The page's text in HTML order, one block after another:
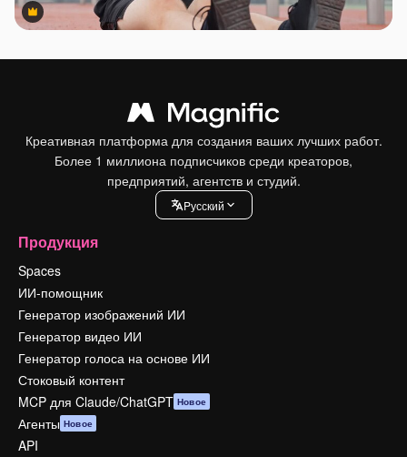
Premium
Premium
Креативная платформа для создания ваших лучших работ.
Более 1 миллиона подписчиков среди креаторов,
предприятий, агентств и студий.
Pусский
Продукция
Spaces
ИИ-помощник
Генератор изображений ИИ
Генератор видео ИИ
Генератор голоса на основе ИИ
Стоковый контент
MCP для Claude/ChatGPT Новое
Агенты Новое
API